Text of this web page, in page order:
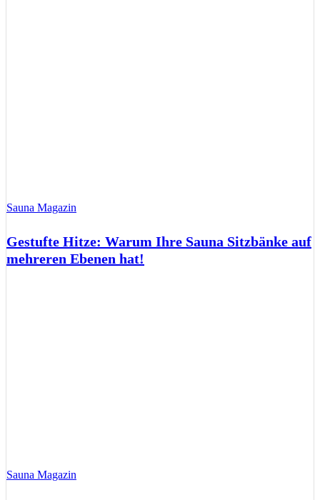
Sauna Magazin
Gestufte Hitze: Warum Ihre Sauna Sitzbänke auf
mehreren Ebenen hat!
Sauna Magazin